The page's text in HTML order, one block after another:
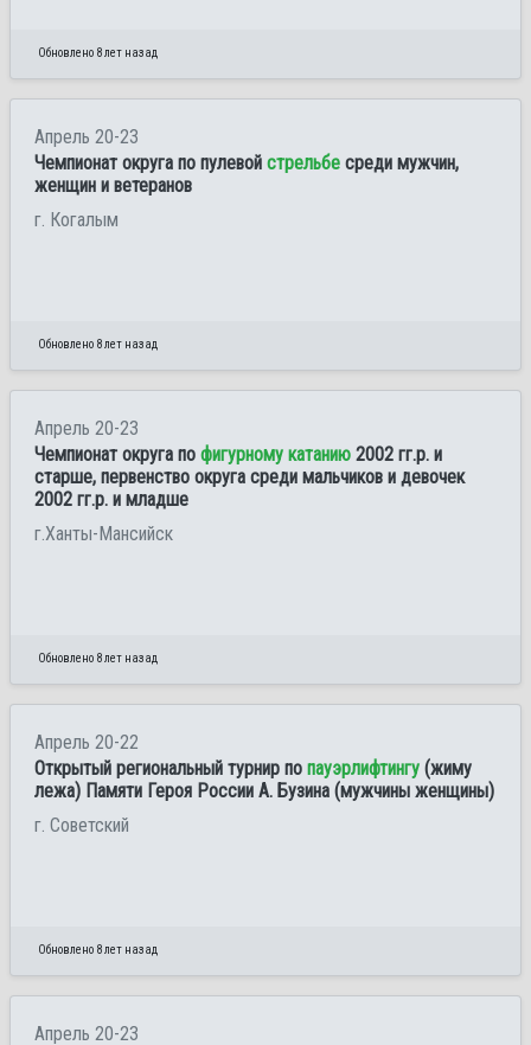
Обновлено 8 лет назад
Апрель 20-23
Чемпионат округа по пулевой стрельбе среди мужчин,
женщин и ветеранов
г. Когалым
Обновлено 8 лет назад
Апрель 20-23
Чемпионат округа по фигурному катанию 2002 гг.р. и
старше, первенство округа среди мальчиков и девочек
2002 гг.р. и младше
г.Ханты-Мансийск
Обновлено 8 лет назад
Апрель 20-22
Открытый региональный турнир по пауэрлифтингу (жиму
лежа) Памяти Героя России А. Бузина (мужчины женщины)
г. Советский
Обновлено 8 лет назад
Апрель 20-23